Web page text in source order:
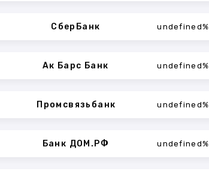
СберБанк undefined%
Ак Барс Банк undefined%
Промсвязьбанк undefined%
Банк ДОМ.РФ undefined%